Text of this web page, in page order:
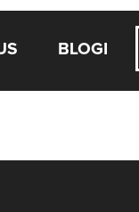
BLOGI